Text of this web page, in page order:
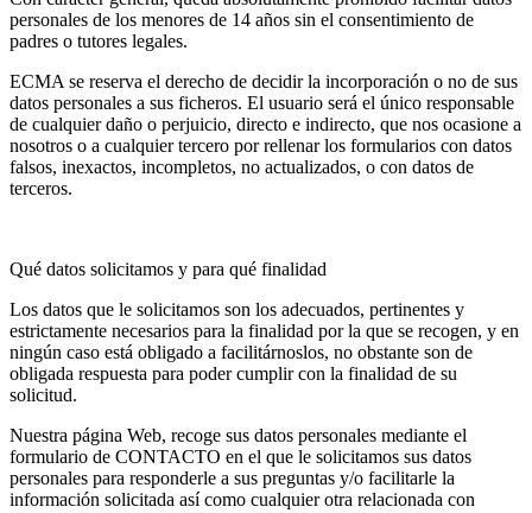
personales de los menores de 14 años sin el consentimiento de
padres o tutores legales.
ECMA se reserva el derecho de decidir la incorporación o no de sus
datos personales a sus ficheros. El usuario será el único responsable
de cualquier daño o perjuicio, directo e indirecto, que nos ocasione a
nosotros o a cualquier tercero por rellenar los formularios con datos
falsos, inexactos, incompletos, no actualizados, o con datos de
terceros.
Qué datos solicitamos y para qué finalidad
Los datos que le solicitamos son los adecuados, pertinentes y
estrictamente necesarios para la finalidad por la que se recogen, y en
ningún caso está obligado a facilitárnoslos, no obstante son de
obligada respuesta para poder cumplir con la finalidad de su
solicitud.
Nuestra página Web, recoge sus datos personales mediante el
formulario de CONTACTO en el que le solicitamos sus datos
personales para responderle a sus preguntas y/o facilitarle la
información solicitada así como cualquier otra relacionada con